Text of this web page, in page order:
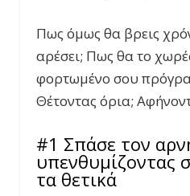
Πως όμως θα βρεις
αρέσει; Πως θα το
φορτωμένο σου
Θέτοντας όρια;
#1 Σπάσε τον
υπενθυμίζοντας
τα θετικά